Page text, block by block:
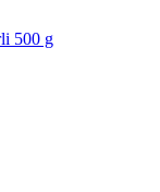
500 g